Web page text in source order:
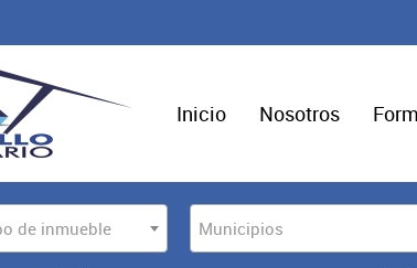
Inicio Nosotros
de inmueble Municipios